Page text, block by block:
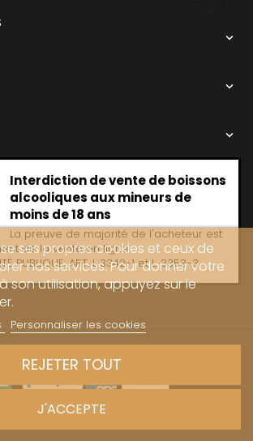



Interdiction de vente de boissons
alcooliques aux mineurs de
moins de 18 ans
La preuve de majorité de l'acheteur est
de la vente en ligne
PUBLIQUE, ART. L 3342-1 et L. 3353-3
ses propres cookies et ceux de
nos services. Pour donner votre
son utilisation, appuyez sur le
Personnaliser les cookies
REJETER TOUT
J'ACCEPTE